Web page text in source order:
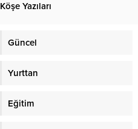
aynı anda çok sayıda ağacın
Köşe Yazıları
Güncel
Yurttan
Eğitim